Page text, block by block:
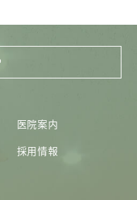
医院案内
採用情報